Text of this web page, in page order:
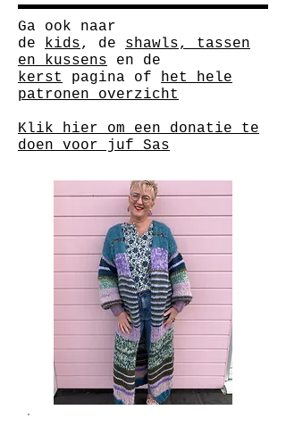
Ga ook naar
de kids, de shawls, tassen
en kussens en de
kerst
pagina of het hele
patronen overzicht
Klik hier om een donatie te
doen voor juf Sas